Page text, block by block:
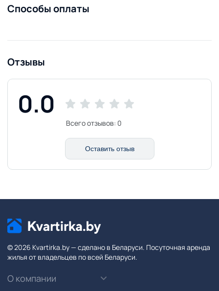
Открытая парковка
Способы оплаты
Отзывы
0.0
Всего отзывов: 0
Оставить отзыв
© 2026 Kvartirka.by — сделано в Беларуси. Посуточная аренда
жилья от владельцев по всей Беларуси.
О компании